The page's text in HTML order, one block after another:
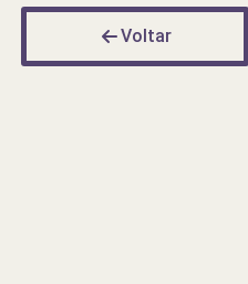
Voltar